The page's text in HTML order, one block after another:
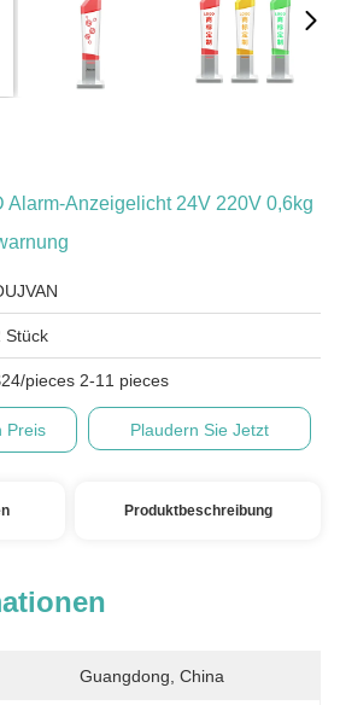
Alarm-Anzeigelicht 24V 220V 0,6kg
Stück
pieces 2-11 pieces
Preis Plaudern Sie Jetzt
Produktbeschreibung
Guangdong, China